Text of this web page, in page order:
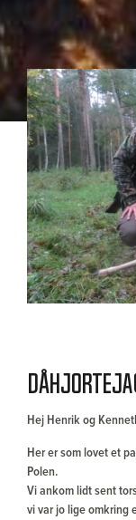
Hej Henrik og
Her er som lovet et
Polen.
Vi ankom lidt sent
vi var jo lige omkring